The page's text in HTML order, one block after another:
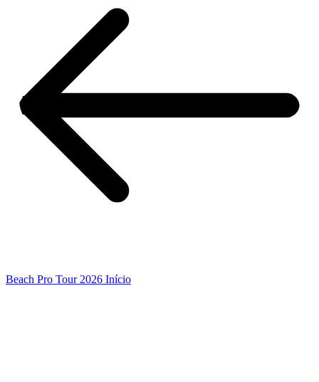
Beach Pro Tour 2026 Início